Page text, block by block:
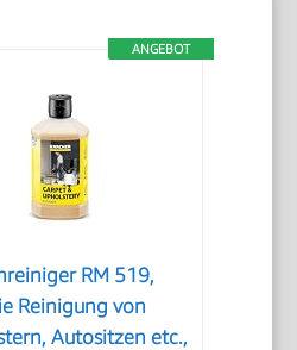
ANGEBOT
RM 519,
Reinigung von
Autositzen etc.,